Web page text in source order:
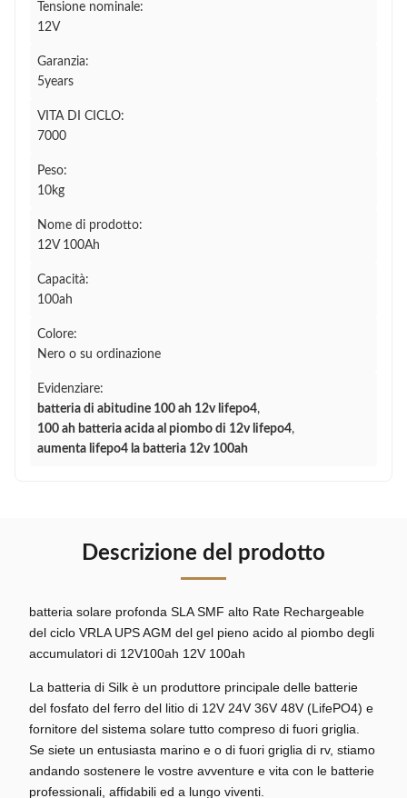
Tensione nominale:
12V
Garanzia:
5years
VITA DI CICLO:
7000
Peso:
10kg
Nome di prodotto:
12V 100Ah
Capacità:
100ah
Colore:
Nero o su ordinazione
Evidenziare:
batteria di abitudine 100 ah 12v lifepo4,
100 ah batteria acida al piombo di 12v lifepo4,
aumenta lifepo4 la batteria 12v 100ah
Descrizione del prodotto
batteria solare profonda SLA SMF alto Rate Rechargeable
del ciclo VRLA UPS AGM del gel pieno acido al piombo degli
accumulatori di 12V100ah 12V 100ah
La batteria di Silk è un produttore principale delle batterie
del fosfato del ferro del litio di 12V 24V 36V 48V (LifePO4) e
fornitore del sistema solare tutto compreso di fuori griglia.
Se siete un entusiasta marino e o di fuori griglia di rv, stiamo
andando sostenere le vostre avventure e vita con le batterie
professionali, affidabili ed a lungo viventi.